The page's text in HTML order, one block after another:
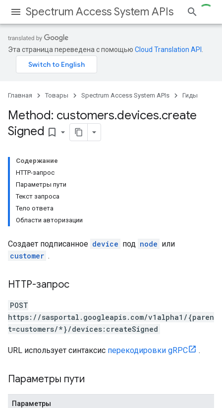
Spectrum Access System APIs
Эта страница переведена с помощью Cloud Translation API
Главная Товары Spectrum Access System APIs Гиды
Method: customers.devices.create
Signed bookmark_border
Содержание
HTTP-запрос
Параметры пути
Текст запроса
Тело ответа
Области авторизации
Создает подписанное device под node или
customer .
HTTP-запрос
POST
https://sasportal.googleapis.com/v1alpha1/{paren
t=customers/*}/devices:createSigned
URL использует синтаксис перекодировки gRPC .
Параметры пути
Параметры